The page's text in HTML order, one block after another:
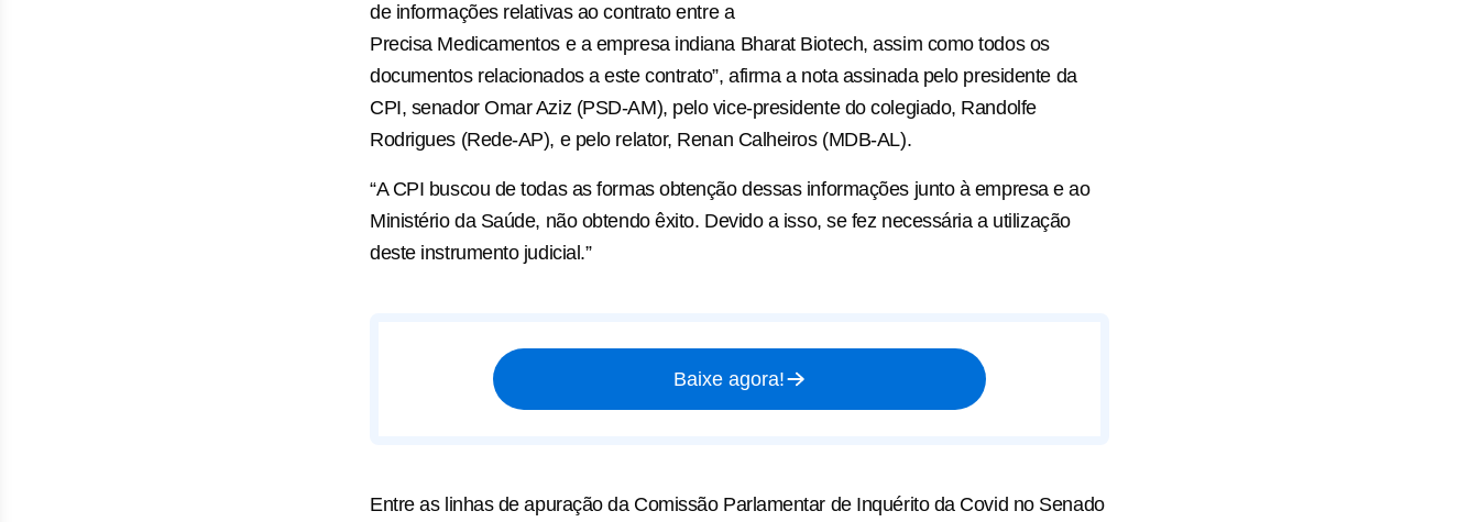
de informações relativas ao contrato entre a
Precisa Medicamentos e a empresa indiana Bharat Biotech, assim como todos os
documentos relacionados a este contrato”, afirma a nota assinada pelo presidente da
CPI, senador Omar Aziz (PSD-AM), pelo vice-presidente do colegiado, Randolfe
Rodrigues (Rede-AP), e pelo relator, Renan Calheiros (MDB-AL).
“A CPI buscou de todas as formas obtenção dessas informações junto à empresa e ao
Ministério da Saúde, não obtendo êxito. Devido a isso, se fez necessária a utilização
deste instrumento judicial.”
Baixe agora!
Entre as linhas de apuração da Comissão Parlamentar de Inquérito da Covid no Senado